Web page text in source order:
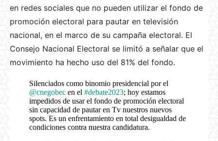
en redes sociales que no pueden utilizar el fondo de
promoción electoral para pautar en televisión
nacional, en el marco de su campaña electoral. El
Consejo Nacional Electoral se limitó a señalar que el
movimiento ha hecho uso del 81% del fondo.
Silenciados como binomio presidencial por el
@cnegobec en el #debate2023; hoy estamos
impedidos de usar el fondo de promoción electoral
sin capacidad de pautar en Tv nuestros nuevos
spots. Es un enfrentamiento en total desigualdad de
condiciones contra nuestra candidatura.